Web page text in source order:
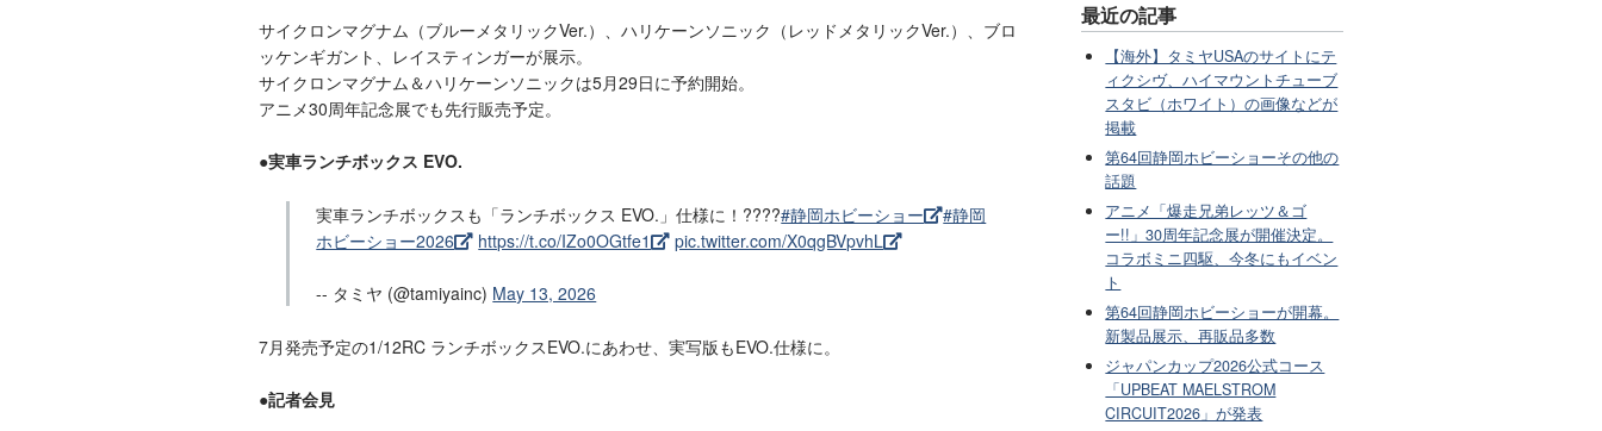
サイクロンマグナム（ブルーメタリックVer.）、ハリケーンソニック（レッドメタリックVer.）、ブロ
ッケンギガント、レイスティンガーが展示。
サイクロンマグナム＆ハリケーンソニックは5月29日に予約開始。
アニメ30周年記念展でも先行販売予定。
●実車ランチボックス EVO.
実車ランチボックスも「ランチボックス EVO.」仕様に！????#静岡ホビーショー
#静岡
ホビーショー2026
https://t.co/IZo0OGtfe1 pic.twitter.com/X0qgBVpvhL
-- タミヤ (@tamiyainc) May 13, 2026
7月発売予定の1/12RC ランチボックスEVO.にあわせ、実写版もEVO.仕様に。
●記者会見
最近の記事
【海外】タミヤUSAのサイトにテ
ィクシヴ、ハイマウントチューブ
スタビ（ホワイト）の画像などが
掲載
第64回静岡ホビーショーその他の
話題
アニメ「爆走兄弟レッツ＆ゴ
ー!!」30周年記念展が開催決定。
コラボミニ四駆、今冬にもイベン
ト
第64回静岡ホビーショーが開幕。
新製品展示、再販品多数
ジャパンカップ2026公式コース
「UPBEAT MAELSTROM
CIRCUIT2026」が発表